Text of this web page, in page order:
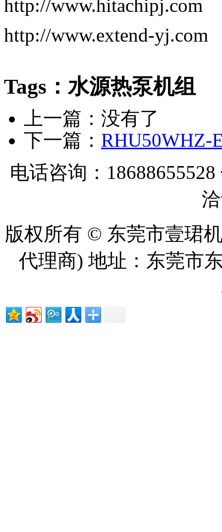
http://www.hitachipj.com
http://www.extend-yj.com
Tags：水源热泵机组
上一篇：没有了
下一篇： RHU50WHZ-
电话咨询：
版权所有 © 东莞市壹珺
代理商) 地址：东莞市